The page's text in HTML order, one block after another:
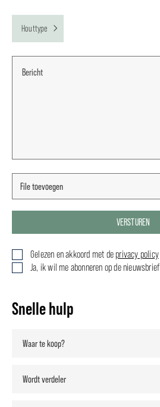
Houttype
VERSTUREN
Gelezen en akkoord met de privacy policy
Ja, ik wil me abonneren op de nieuwsbrief
Snelle hulp
Waar te koop?
Wordt verdeler